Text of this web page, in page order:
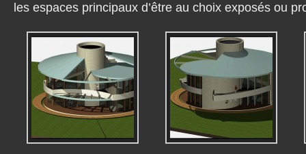
les espaces principaux d’être au choix exposés ou